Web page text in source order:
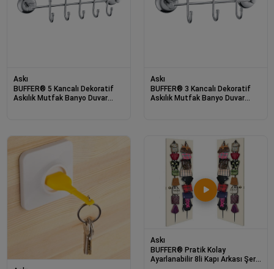
Askı
BUFFER® 5 Kancalı Dekoratif
Askılık Mutfak Banyo Duvar
Askı
BUFFER® 3 Kancalı Dekoratif
Askılık Mutfak Banyo Duvar
Askı
BUFFER® Pratik Kolay
Ayarlanabilir 8li Kapı Arkası Şerit